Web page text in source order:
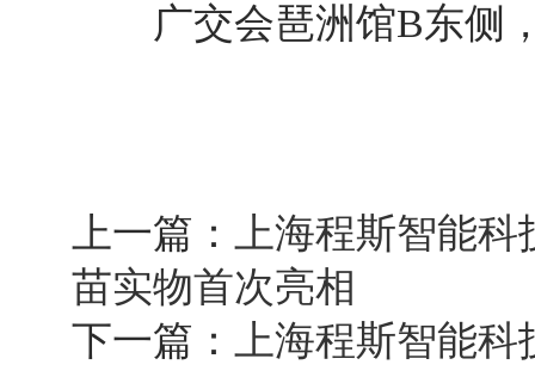
广交会琶洲馆B东侧
上一篇：
上海程斯智能
苗实物首次亮相
下一篇：
上海程斯智能